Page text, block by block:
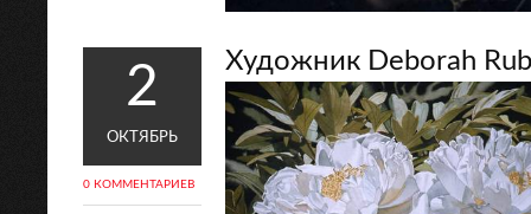
2
ОКТЯБРЬ
0 КОММЕНТАРИЕВ
Художник Deborah